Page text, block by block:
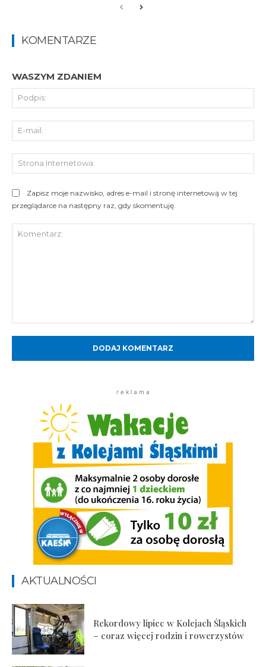
KOMENTARZE
WASZYM ZDANIEM
Zapisz moje nazwisko, adres e-mail i stronę internetową w tej
przeglądarce na następny raz, gdy skomentuję.
r e k l a m a
AKTUALNOŚCI
Rekordowy lipiec w Kolejach Śląskich
– coraz więcej rodzin i rowerzystów